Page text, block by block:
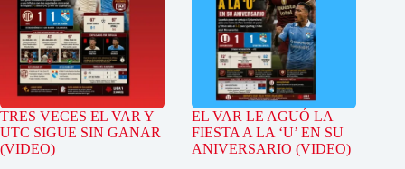
TRES VECES EL VAR Y
UTC SIGUE SIN GANAR
(VIDEO)
EL VAR LE AGUÓ LA
FIESTA A LA ‘U’ EN SU
ANIVERSARIO (VIDEO)